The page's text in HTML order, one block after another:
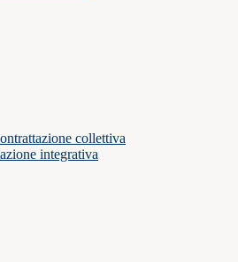
collettiva
integrativa